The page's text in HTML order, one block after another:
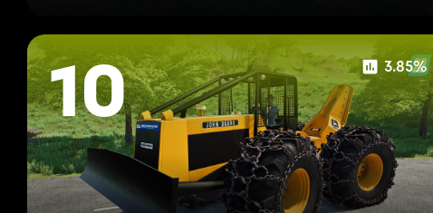
10 3.85%